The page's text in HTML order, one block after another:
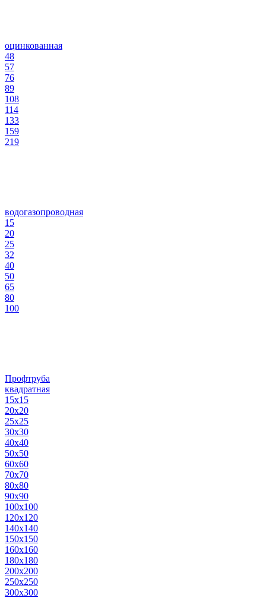
оцинкованная
48
57
76
89
108
114
133
159
219
водогазопроводная
15
20
25
32
40
50
65
80
100
Профтруба
квадратная
15х15
20х20
25х25
30х30
40х40
50х50
60х60
70х70
80х80
90х90
100х100
120х120
140х140
150х150
160х160
180х180
200х200
250х250
300х300